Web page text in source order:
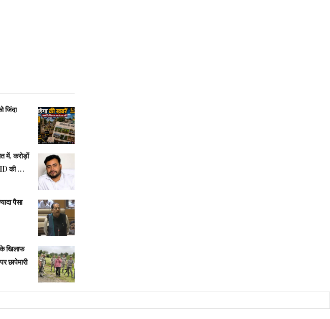
जिंदा
में, करोड़ों
की जांच
पैसा
खिलाफ
छापेमारी